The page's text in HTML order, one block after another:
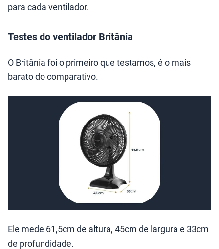
para cada ventilador.
Testes do ventilador Britânia
O Britânia foi o primeiro que testamos, é o mais
barato do comparativo.
Ele mede 61,5cm de altura, 45cm de largura e 33cm
de profundidade.